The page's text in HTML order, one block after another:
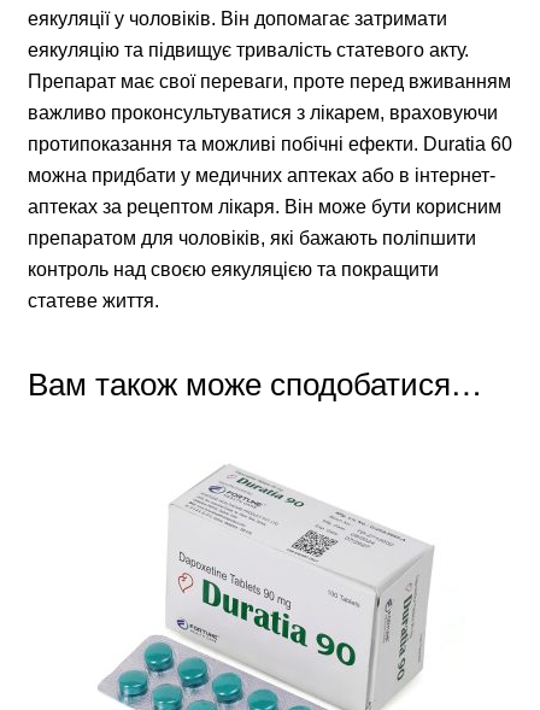
еякуляції у чоловіків. Він допомагає затримати
еякуляцію та підвищує тривалість статевого акту.
Препарат має свої переваги, проте перед вживанням
важливо проконсультуватися з лікарем, враховуючи
протипоказання та можливі побічні ефекти. Duratia 60
можна придбати у медичних аптеках або в інтернет-
аптеках за рецептом лікаря. Він може бути корисним
препаратом для чоловіків, які бажають поліпшити
контроль над своєю еякуляцією та покращити
статеве життя.
Вам також може сподобатися…